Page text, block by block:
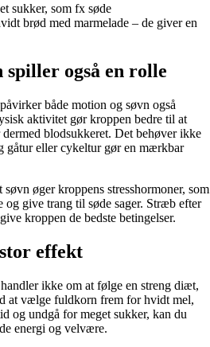
sukker, som fx søde
brød med marmelade – de giver en
spiller også en rolle
både motion og søvn også
aktivitet gør kroppen bedre til at
blodsukkeret. Det behøver ikke
gåtur eller cykeltur gør en mærkbar
øger kroppens stresshormoner, som
og give trang til søde sager. Stræb efter
kroppen de bedste betingelser.
effekt
ikke om at følge en streng diæt,
at vælge fuldkorn frem for hvidt mel,
og undgå for meget sukker, kan du
energi og velvære.